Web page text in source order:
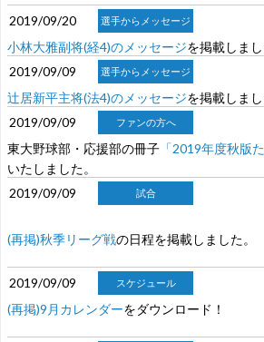
2019/09/20 選手からメッセージ
小林大雅副将(経4)のメッセージを掲載しまし
2019/09/09
選手からメッセージ
辻居新平主将(法4)のメッセージを掲載しまし
2019/09/09
ファンの方へ
東大野球部・応援部の冊子 「2019年度秋版
いたしました。
2019/09/09
試合
(再掲)秋季リーグ戦の日程を掲載しました。
2019/09/09 スケジュール
(再掲)9月カレンダーをダウンロード！